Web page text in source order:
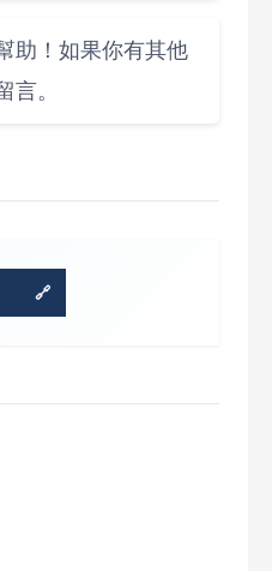
助！如果你有其他
言。
🔗